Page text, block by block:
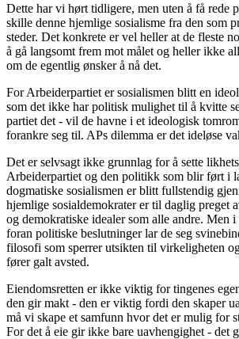
Dette har vi hørt tidligere, men uten å få rede
skille denne hjemlige sosialisme fra den som
steder. Det konkrete er vel heller at de fleste
å gå langsomt frem mot målet og heller ikke
om de egentlig ønsker å nå det.
For Arbeiderpartiet er sosialismen blitt en
som det ikke har politisk mulighet til å kvitte
partiet det - vil de havne i et ideologisk
forankre seg til. APs dilemma er det ideløse
Det er selvsagt ikke grunnlag for å sette
Arbeiderpartiet og den politikk som blir ført i
dogmatiske sosialismen er blitt fullstendig
hjemlige sosialdemokrater er til daglig preget
og demokratiske idealer som alle andre. Men
foran politiske beslutninger lar de seg
filosofi som sperrer utsikten til virkeligheten
fører galt avsted.
Eiendomsretten er ikke viktig for tingenes
den gir makt - den er viktig fordi den skaper
må vi skape et samfunn hvor det er mulig for
For det å eie gir ikke bare uavhengighet - det